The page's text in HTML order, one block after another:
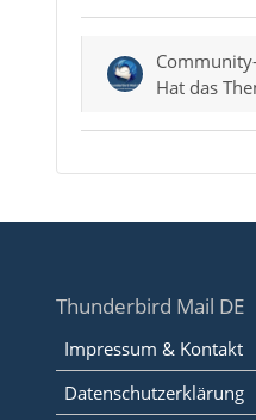
Hat das
Thunderbird Mail DE
Impressum & Kontakt
Datenschutzerklärung